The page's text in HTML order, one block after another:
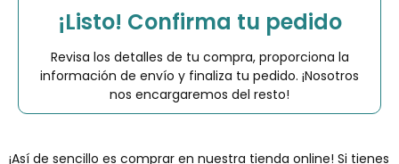
¡Listo! Confirma tu pedido
Revisa los detalles de tu compra, proporciona la
información de envío y finaliza tu pedido. ¡Nosotros
nos encargaremos del resto!
¡Así de sencillo es comprar en nuestra tienda online! Si tienes